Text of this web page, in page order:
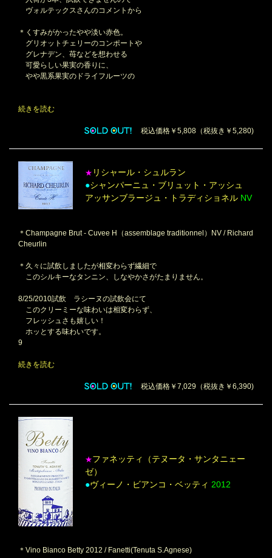
ヴォルテックスさんのコメントから
＊くすみがかったやや淡い赤色。
グリオットチェリーのコンポートや
グレナデン、苺などを想わせる
可愛らしい果実の香りに、
やや黒系果実のドライフルーツの
続きを読む
税込価格￥5,808（税抜き￥5,280)
★ リシャール・シュルラン
●シャンパーニュ・ブリュット・アッシュ
アッサンブラージュ・トラディショネル NV
＊Champagne Brut - Cuvee H（assemblage traditionnel）NV / Richard
Cheurlin
＊久々に試飲しましたが相変わらず繊細で
このシルキーなタンニン、しなやかさがたまりません。
8/25/2010試飲 ラシーヌの試飲会にて
このクリーミーな味わいは相変わらず、
フレッシュさも嬉しい！
ホッとする味わいです。
9
続きを読む
税込価格￥7,029（税抜き￥6,390)
★ファネッティ（テヌータ・サンタニェー
ゼ）
●ヴィーノ・ビアンコ・ベッティ 2012
＊Vino Bianco Betty 2012 / Fanetti(Tenuta S.Agnese)